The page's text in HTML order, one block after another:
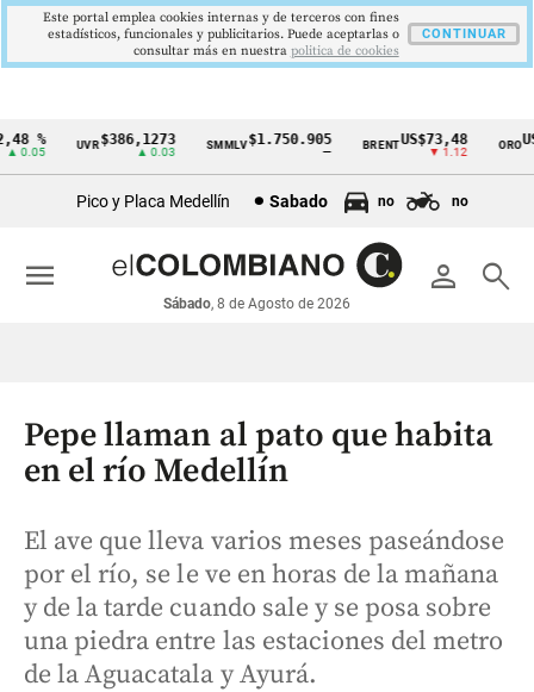
Cintillo
económicos
Colombia
% UVR$386,1273
▲ 0.03
SMMLV$1.750.905 BRENTUS$73,48
▼ 1.12
ORO
Pico y Placa Medellín Sabado no no
person search
Sábado, 8 de Agosto de 2026
menu
Pepe llaman al pato que habita
en el río Medellín
El ave que lleva varios meses paseándose
por el río, se le ve en horas de la mañana
y de la tarde cuando sale y se posa sobre
una piedra entre las estaciones del metro
de la Aguacatala y Ayurá.
Este portal emplea cookies internas y de terceros con fines
estadísticos, funcionales y publicitarios. Puede aceptarlas o
consultar más en nuestra politica de cookies
CONTINUAR